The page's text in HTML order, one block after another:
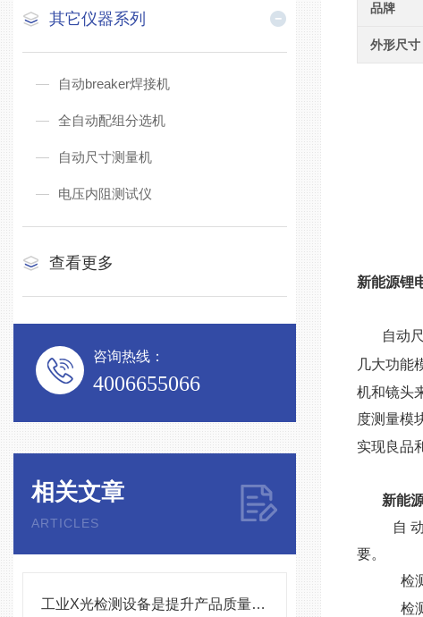
其它仪器系列
自动breaker焊接机
全自动配组分选机
自动尺寸测量机
电压内阻测试仪
查看更多
咨询热线：
4006655066
相关文章
ARTICLES
工业X光检测设备是提升产品质量和生产效率的关键设备
品牌
外形尺寸
新能源锂
自动
几大功能
机和镜头
度测量模
实现良品
新能
自
要。
检
检